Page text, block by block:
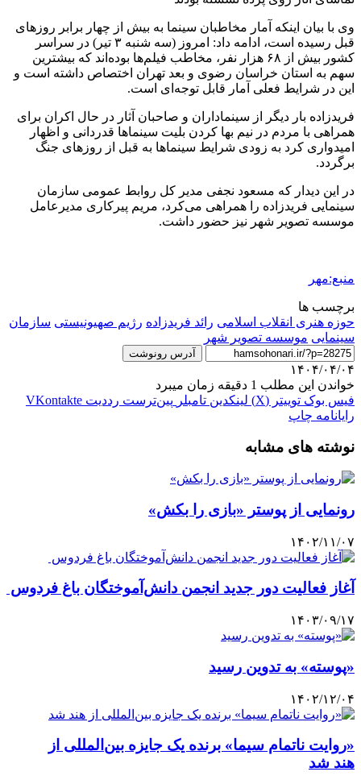
وی با بیان اینکه آمار مخاطبان سینما به بیش از چهار برابر روزهای
قبل رسیده است، ادامه داد: امروز (سه شنبه ۳ تیر) در سراسر
کشور بیش از ۶۸ هزار نفر، مخاطب فیلم‌ها بوده‌اند که بیشترین
سهم به استان خراسان رضوی و بعد تهران اختصاص داشته است و
این در شرایط فعلی آمار قابل توجه‌ای است.
فریدزاده بار دیگر از سینماداران و صاحبان آثار در حال اکران برای
همراهی با مردم در نیم بها کردن بلیت سینماها قدردانی و اظهار
امیدواری کرد به زودی شرایط سینماها به قبل از روزهای جنگ
برگردد.
در این دیدار که مسعود نجفی مدیر کل روابط عمومی سازمان
سینمایی فریدزاده را همراهی می‌کرد، مریم پیرکاری مدیرعامل
موسسه تصویر شهر نیز حضور داشت.
منبع:مهر
برچسب ها
حوزه هنری انقلاب اسلامی رائد فریدزاده رژیم صهیونیستی سازمان
سینمایی موسسه تصویر شهر
آدرس رونوشت
۱۴۰۴/۰۴/۰۴
خواندن این مطلب 1 دقیقه زمان میبرد
فیس بوک توییتر (X) لینکدین ‫تامبلر ‫پین‌ترست ‫رددیت ‫VKontakte
رایانامه چاپ
نوشته های مشابه
رونمایی از پوستر «بازی را بکش»
۱۴۰۲/۱۱/۰۷
آغاز فعالیت دور جدید انجمن دانش‌آموختگان باغ فردوس
۱۴۰۳/۰۹/۱۷
«پوسته» به تدوین رسید
۱۴۰۲/۱۲/۰۴
«روایت ناتمام سیما» برنده یک جایزه بین‌المللی از
هند شد